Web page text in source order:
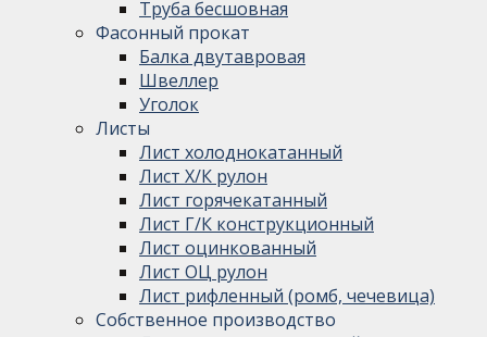
Труба бесшовная
Фасонный прокат
Балка двутавровая
Швеллер
Уголок
Листы
Лист холоднокатанный
Лист Х/К рулон
Лист горячекатанный
Лист Г/К конструкционный
Лист оцинкованный
Лист ОЦ рулон
Лист рифленный (ромб, чечевица)
Собственное производство